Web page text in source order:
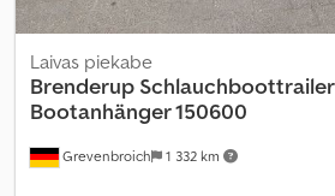
Grevenbroich 1 332 km
Laivas piekabe
Brenderup Schlauchboottrailer
Bootanhänger 150600